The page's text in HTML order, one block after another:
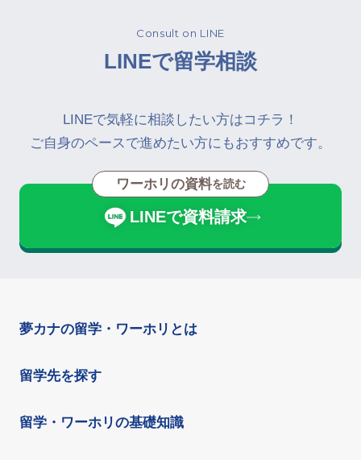
Consult on LINE
LINEで留学相談
LINEで気軽に相談したい方はコチラ！
ご自身のペースで進めたい方にもおすすめです。
ワーホリの資料を読む
LINEで資料請求
夢カナの留学・ワーホリとは
留学先を探す
留学・ワーホリの基礎知識